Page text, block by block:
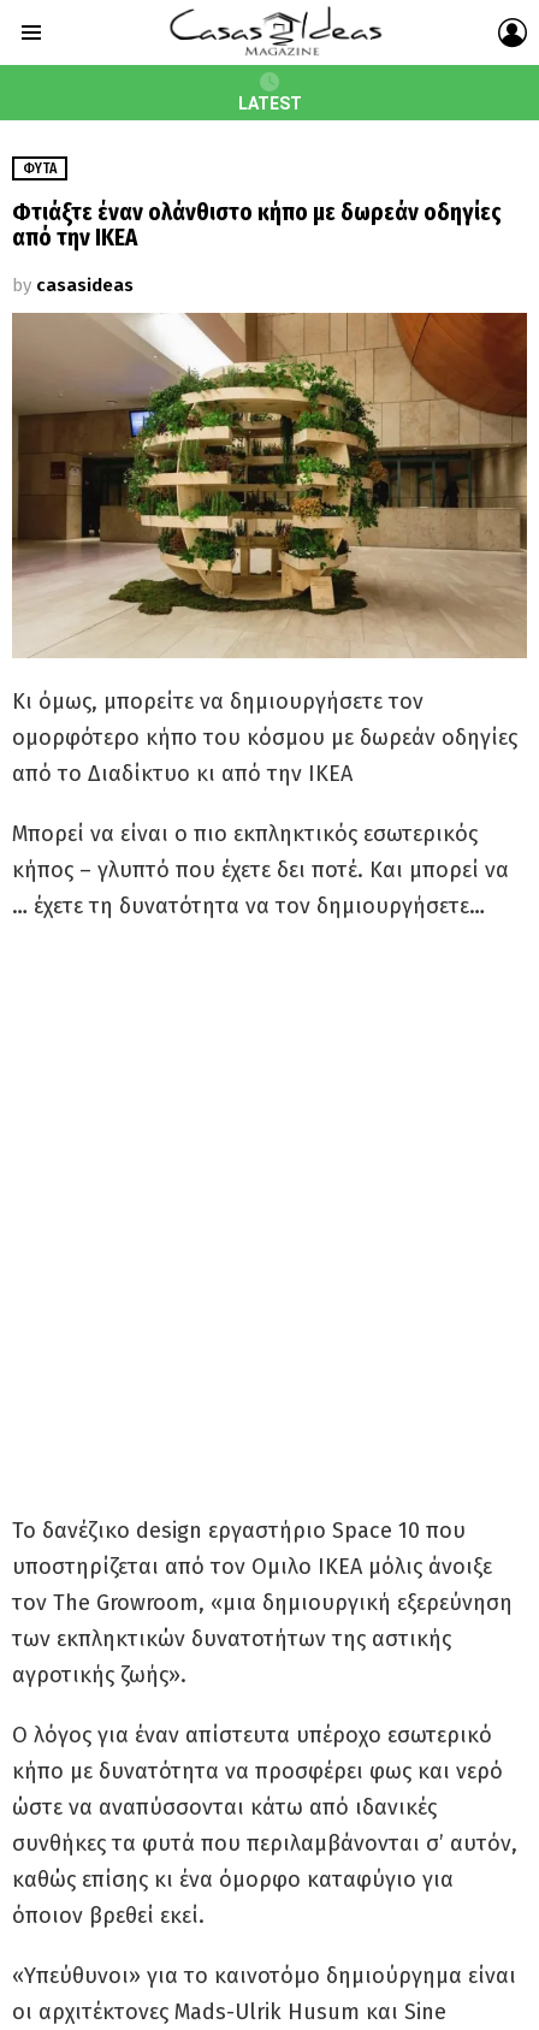
LATEST
ΦΥΤΆ
Φτιάξτε έναν ολάνθιστο κήπο με δωρεάν οδηγίες
από την ΙΚΕΑ
by casasideas
Κι όμως, μπορείτε να δημιουργήσετε τον
ομορφότερο κήπο του κόσμου με δωρεάν οδηγίες
από το Διαδίκτυο κι από την ΙΚΕΑ
Μπορεί να είναι ο πιο εκπληκτικός εσωτερικός
κήπος – γλυπτό που έχετε δει ποτέ. Και μπορεί να
… έχετε τη δυνατότητα να τον δημιουργήσετε…
Το δανέζικο design εργαστήριο Space 10 που
υποστηρίζεται από τον Ομιλο IKEA μόλις άνοιξε
τον The Growroom, «μια δημιουργική εξερεύνηση
των εκπληκτικών δυνατοτήτων της αστικής
αγροτικής ζωής».
Ο λόγος για έναν απίστευτα υπέροχο εσωτερικό
κήπο με δυνατότητα να προσφέρει φως και νερό
ώστε να αναπύσσονται κάτω από ιδανικές
συνθήκες τα φυτά που περιλαμβάνονται σ’ αυτόν,
καθώς επίσης κι ένα όμορφο καταφύγιο για
όποιον βρεθεί εκεί.
«Υπεύθυνοι» για το καινοτόμο δημιούργημα είναι
οι αρχιτέκτονες Mads-Ulrik Husum και Sine